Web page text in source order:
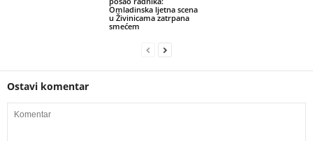
Omladinska ljetna scena
u Živinicama zatrpana
smećem
Ostavi komentar